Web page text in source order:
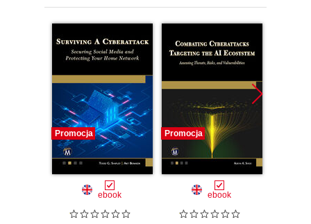
Promocja
ebook
Promocja
ebook